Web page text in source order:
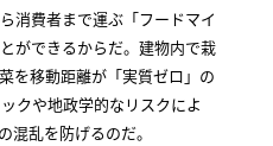
消費者まで運ぶ「フードマイ
ができるからだ。建物内で栽
を移動距離が「実質ゼロ」の
クや地政学的なリスクによ
混乱を防げるのだ。